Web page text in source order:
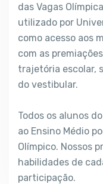
das Vagas
utilizado por
como acesso aos
com as
trajetória escolar,
do vestibular.
Todos os alunos
ao Ensino Médio
Olímpico. Nossos
habilidades de
participação.